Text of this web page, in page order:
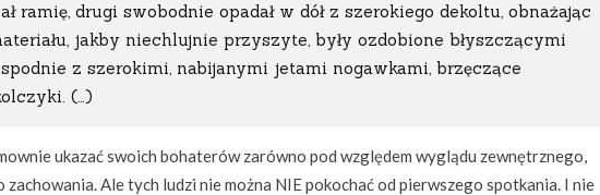
ramię, drugi swobodnie opadał w dół z szerokiego dekoltu, obnażając
jakby niechlujnie przyszyte, były ozdobione błyszczącymi
z szerokimi, nabijanymi jetami nogawkami, brzęczące
(…)
ukazać swoich bohaterów zarówno pod względem wyglądu zewnętrznego,
Ale tych ludzi nie można NIE pokochać od pierwszego spotkania. I nie